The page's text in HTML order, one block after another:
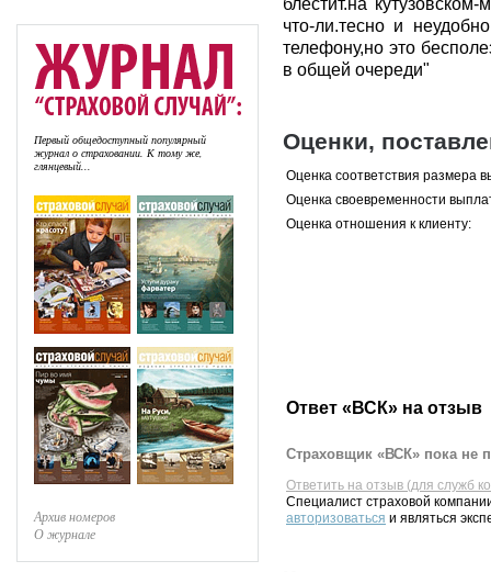
Первый общедоступный популярный
журнал о страховании. К тому же,
глянцевый...
Архив номеров
О журнале
блестит.на
что-ли.тесно и
телефону,но это
в общей очереди"
Оценки,
Оценка соответствия размера
Оценка своевременности
Оценка отношения к клиенту:
Ответ «ВСК» на отзыв
Страховщик «ВСК» пока не
Ответить на отзыв (для служб
Специалист страховой
авторизоваться и являться